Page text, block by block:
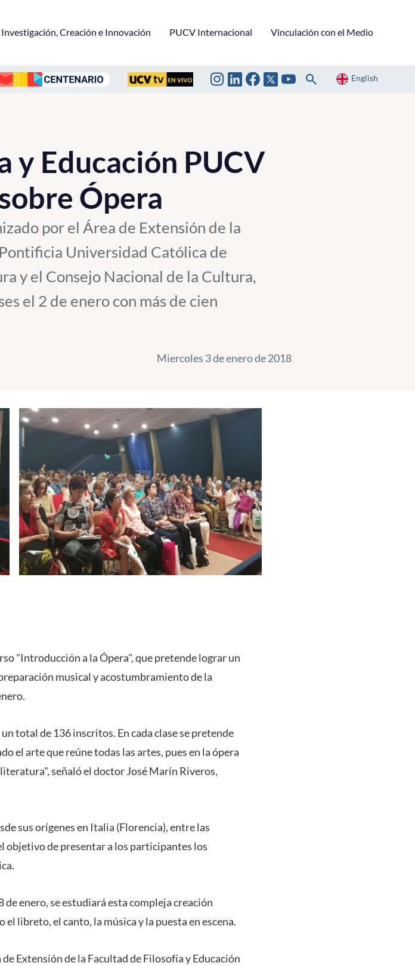
Investigación, Creación e Innovación PUCV Internacional Vinculación con el Medio
English
y Educación PUCV
Ópera
por el Área de Extensión de la
Universidad Católica de
y el Consejo Nacional de la Cultura,
el 2 de enero con más de cien
Miercoles 3 de enero de 2018
"Introducción a la Ópera", que pretende lograr un
musical y acostumbramiento de la
total de 136 inscritos. En cada clase se pretende
el arte que reúne todas las artes, pues en la ópera
señaló el doctor José Marín Riveros,
sus orígenes en Italia (Florencia), entre las
objetivo de presentar a los participantes los
de enero, se estudiará esta compleja creación
libreto, el canto, la música y la puesta en escena.
Extensión de la Facultad de Filosofía y Educación